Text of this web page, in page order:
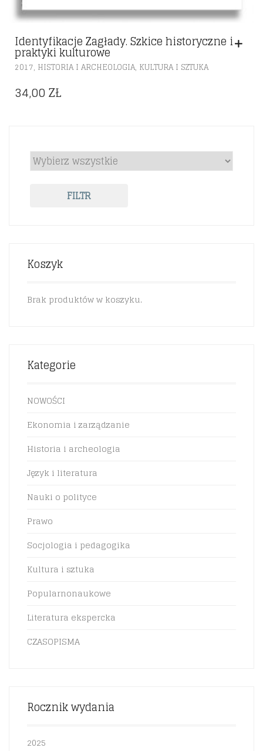
Identyfikacje Zagłady. Szkice historyczne i
praktyki kulturowe
2017, HISTORIA I ARCHEOLOGIA, KULTURA I SZTUKA
34,00ZŁ
FILTR
Koszyk
Brak produktów w koszyku.
Kategorie
NOWOŚCI
Ekonomia i zarządzanie
Historia i archeologia
Język i literatura
Nauki o polityce
Prawo
Socjologia i pedagogika
Kultura i sztuka
Popularnonaukowe
Literatura ekspercka
CZASOPISMA
Rocznik wydania
2025